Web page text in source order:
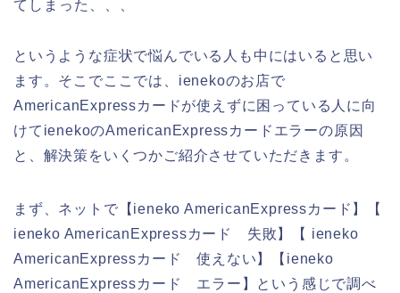
てしまった、、、
というような症状で悩んでいる人も中にはいると思い
ます。そこでここでは、ienekoのお店で
AmericanExpressカードが使えずに困っている人に向
けてienekoのAmericanExpressカードエラーの原因
と、解決策をいくつかご紹介させていただきます。
まず、ネットで【ieneko AmericanExpressカード】【
ieneko AmericanExpressカード 失敗】【 ieneko
AmericanExpressカード 使えない】【ieneko
AmericanExpressカード エラー】という感じで調べ